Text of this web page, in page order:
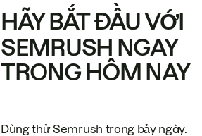
HÃY BẮT ĐẦU VỚI
SEMRUSH NGAY
TRONG HÔM NAY
Dùng thử Semrush trong bảy ngày.